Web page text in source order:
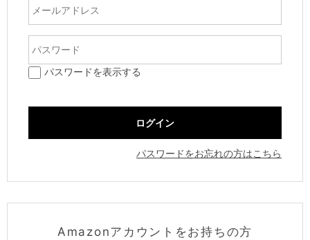
パスワードを表示する
パスワードをお忘れの方はこちら
Amazonアカウントをお持ちの方